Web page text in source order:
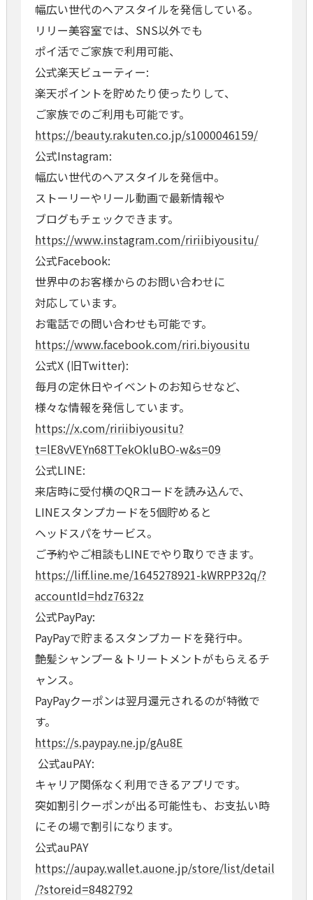
幅広い世代のヘアスタイルを発信している。
リリー美容室では、SNS以外でも
ポイ活でご家族で利用可能、
公式楽天ビューティー:
楽天ポイントを貯めたり使ったりして、
ご家族でのご利用も可能です。
https://beauty.rakuten.co.jp/s1000046159/
公式Instagram:
幅広い世代のヘアスタイルを発信中。
ストーリーやリール動画で最新情報や
ブログもチェックできます。
https://www.instagram.com/ririibiyousitu/
公式Facebook:
世界中のお客様からのお問い合わせに
対応しています。
お電話での問い合わせも可能です。
https://www.facebook.com/riri.biyousitu
公式X (旧Twitter):
毎月の定休日やイベントのお知らせなど、
様々な情報を発信しています。
https://x.com/ririibiyousitu?
t=lE8vVEYn68TTekOkluBO-w&s=09
公式LINE:
来店時に受付横のQRコードを読み込んで、
LINEスタンプカードを5個貯めると
ヘッドスパをサービス。
ご予約やご相談もLINEでやり取りできます。
https://liff.line.me/1645278921-kWRPP32q/?
accountId=hdz7632z
公式PayPay:
PayPayで貯まるスタンプカードを発行中。
艶髪シャンプー＆トリートメントがもらえるチ
ャンス。
PayPayクーポンは翌月還元されるのが特徴で
す。
https://s.paypay.ne.jp/gAu8E
公式auPAY:
キャリア関係なく利用できるアプリです。
突如割引クーポンが出る可能性も、お支払い時
にその場で割引になります。
公式auPAY
https://aupay.wallet.auone.jp/store/list/detail
/?storeid=8482792